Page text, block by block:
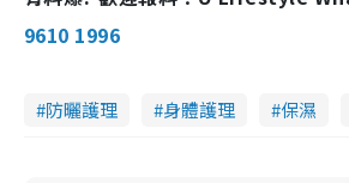
9610 1996
防曬護理 身體護理 保濕